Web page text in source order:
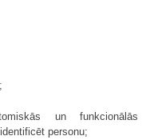
un funkcionālās
personu;